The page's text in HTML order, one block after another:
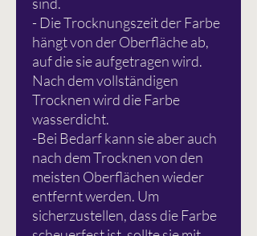
- Die Trocknungszeit der Farbe
hängt von der Oberfläche ab,
auf die sie aufgetragen wird.
Nach dem vollständigen
Trocknen wird die Farbe
wasserdicht.
-Bei Bedarf kann sie aber auch
nach dem Trocknen von den
meisten Oberflächen wieder
entfernt werden. Um
sicherzustellen, dass die Farbe